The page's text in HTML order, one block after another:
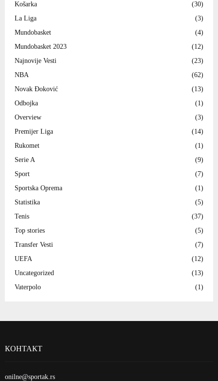
Košarka
(30)
La Liga
(3)
Mundobasket
(4)
Mundobasket 2023
(12)
Najnovije Vesti
(23)
NBA
(62)
Novak Đoković
(13)
Odbojka
(1)
Overview
(3)
Premijer Liga
(14)
Rukomet
(1)
Serie A
(9)
Sport
(7)
Sportska Oprema
(1)
Statistika
(5)
Tenis
(37)
Top stories
(5)
Transfer Vesti
(7)
UEFA
(12)
Uncategorized
(13)
Vaterpolo
(1)
КОНТАКТ
onilne@sportak.rs